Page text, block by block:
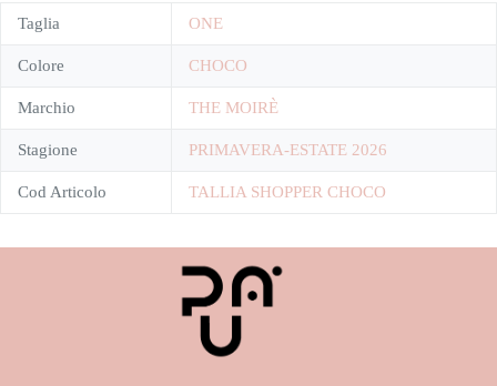
Taglia ONE
Colore CHOCO
Marchio THE MOIRÈ
Stagione PRIMAVERA-ESTATE 2026
Cod Articolo TALLIA SHOPPER CHOCO